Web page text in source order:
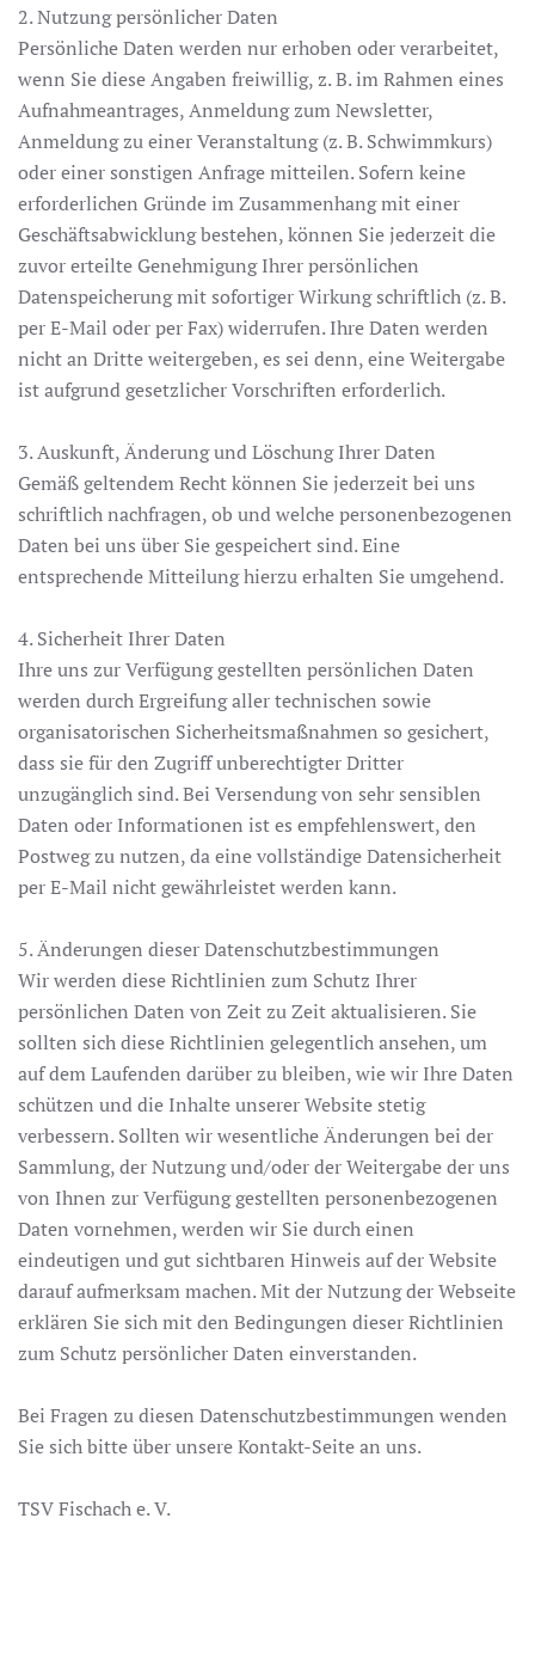
2. Nutzung persönlicher Daten
Persönliche Daten werden nur erhoben oder verarbeitet,
wenn Sie diese Angaben freiwillig, z. B. im Rahmen eines
Aufnahmeantrages, Anmeldung zum Newsletter,
Anmeldung zu einer Veranstaltung (z. B. Schwimmkurs)
oder einer sonstigen Anfrage mitteilen. Sofern keine
erforderlichen Gründe im Zusammenhang mit einer
Geschäftsabwicklung bestehen, können Sie jederzeit die
zuvor erteilte Genehmigung Ihrer persönlichen
Datenspeicherung mit sofortiger Wirkung schriftlich (z. B.
per E-Mail oder per Fax) widerrufen. Ihre Daten werden
nicht an Dritte weitergeben, es sei denn, eine Weitergabe
ist aufgrund gesetzlicher Vorschriften erforderlich.
3. Auskunft, Änderung und Löschung Ihrer Daten
Gemäß geltendem Recht können Sie jederzeit bei uns
schriftlich nachfragen, ob und welche personenbezogenen
Daten bei uns über Sie gespeichert sind. Eine
entsprechende Mitteilung hierzu erhalten Sie umgehend.
4. Sicherheit Ihrer Daten
Ihre uns zur Verfügung gestellten persönlichen Daten
werden durch Ergreifung aller technischen sowie
organisatorischen Sicherheitsmaßnahmen so gesichert,
dass sie für den Zugriff unberechtigter Dritter
unzugänglich sind. Bei Versendung von sehr sensiblen
Daten oder Informationen ist es empfehlenswert, den
Postweg zu nutzen, da eine vollständige Datensicherheit
per E-Mail nicht gewährleistet werden kann.
5. Änderungen dieser Datenschutzbestimmungen
Wir werden diese Richtlinien zum Schutz Ihrer
persönlichen Daten von Zeit zu Zeit aktualisieren. Sie
sollten sich diese Richtlinien gelegentlich ansehen, um
auf dem Laufenden darüber zu bleiben, wie wir Ihre Daten
schützen und die Inhalte unserer Website stetig
verbessern. Sollten wir wesentliche Änderungen bei der
Sammlung, der Nutzung und/oder der Weitergabe der uns
von Ihnen zur Verfügung gestellten personenbezogenen
Daten vornehmen, werden wir Sie durch einen
eindeutigen und gut sichtbaren Hinweis auf der Website
darauf aufmerksam machen. Mit der Nutzung der Webseite
erklären Sie sich mit den Bedingungen dieser Richtlinien
zum Schutz persönlicher Daten einverstanden.
Bei Fragen zu diesen Datenschutzbestimmungen wenden
Sie sich bitte über unsere Kontakt-Seite an uns.
TSV Fischach e. V.